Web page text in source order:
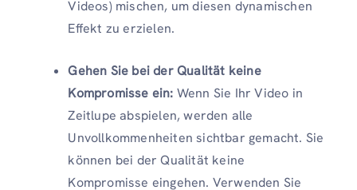
Videos) mischen, um diesen dynamischen
Effekt zu erzielen.
Gehen Sie bei der Qualität keine
Kompromisse ein: Wenn Sie Ihr Video in
Zeitlupe abspielen, werden alle
Unvollkommenheiten sichtbar gemacht. Sie
können bei der Qualität keine
Kompromisse eingehen. Verwenden Sie